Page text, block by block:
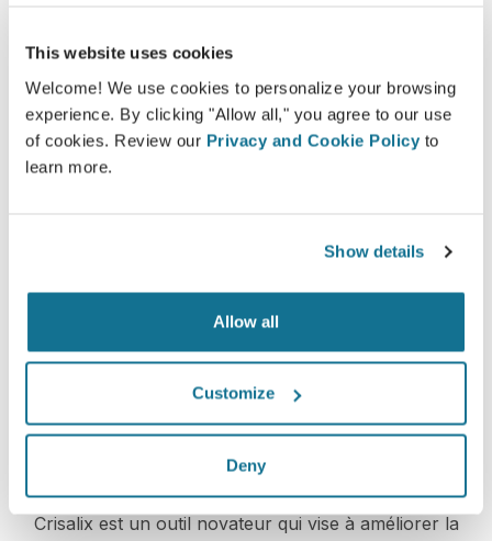
This website uses cookies
Welcome! We use cookies to personalize your browsing
experience. By clicking "Allow all," you agree to our use
of cookies. Review our Privacy and Cookie Policy to
learn more.
Show details
Allow all
Customize
Deny
mesure de découvrir votre nouvelle apparence tout
en obtenant les conseils de la part de
Dr David Pincus
Consultation 3D pour le visage
Consultation 3D pour la poitrine
Découvrez votre nouvelle apparence dès
Hausse du niveau de prise en charge
des patients
Crisalix est un outil novateur qui vise à améliorer la